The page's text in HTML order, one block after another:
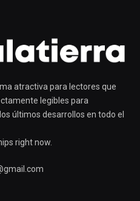
atractiva para lectores que
legibles para
últimos desarrollos en todo el
right now.